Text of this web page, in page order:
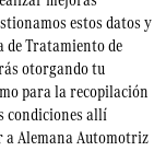
estos datos y
Tratamiento de
otorgando tu
para la recopilación
condiciones allí
a Alemana Automotriz